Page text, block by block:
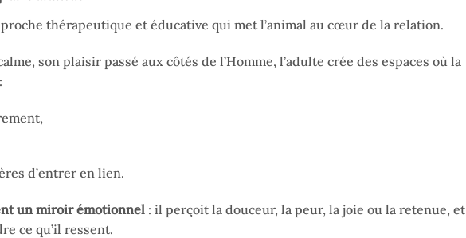
thérapeutique et éducative qui met l’animal au cœur de la relation.
son plaisir passé aux côtés de l’Homme, l’adulte crée des espaces où la
d’entrer en lien.
un miroir émotionnel : il perçoit la douceur, la peur, la joie ou la retenue, et
ce qu’il ressent.